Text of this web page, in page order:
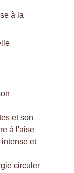
à la
et son
à l'aise
intense et
circuler